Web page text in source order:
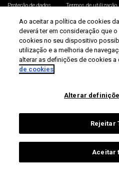
Proteção de dados Termos de utilização
Universidade de Aveiro 2026
Ao aceitar a política de cookies
deverá ter em consideração que
cookies no seu dispositivo
utilização e a melhoria de
alterar as definições de cookies a
de cookies
Alterar
Rejeitar
Aceitar